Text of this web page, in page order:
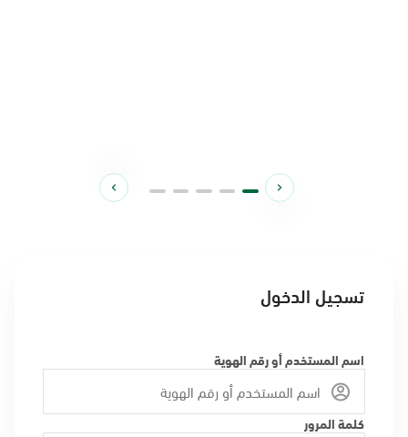
تسجيل الدخول
اسم المستخدم أو رقم الهوية
كلمة المرور